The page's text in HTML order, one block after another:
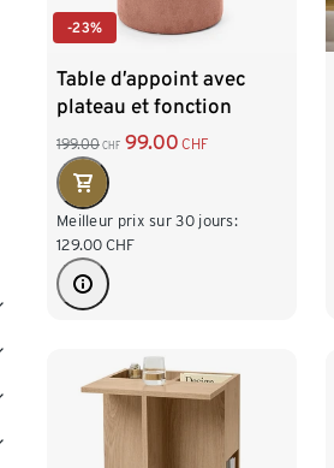
-23%
Table d’appoint avec
plateau et fonction
d’assise
199.00 CHF 99.00 CHF
Meilleur prix sur 30 jours:
129.00 CHF